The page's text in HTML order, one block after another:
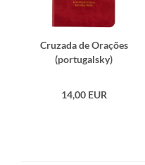
Cru­za­da de Orações
(por­tu­gal­sky)
14,00 EUR